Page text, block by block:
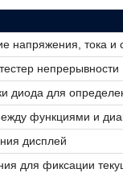
напряжения, тока и
непрерывности
диода для
функциями и
дисплей
для фиксации